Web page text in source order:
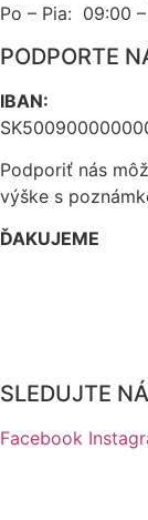
Po – Pia: 09:00
PODPORTE
IBAN:
Podporiť nás
výške s
ĎAKUJEME
SLEDUJTE
Facebook